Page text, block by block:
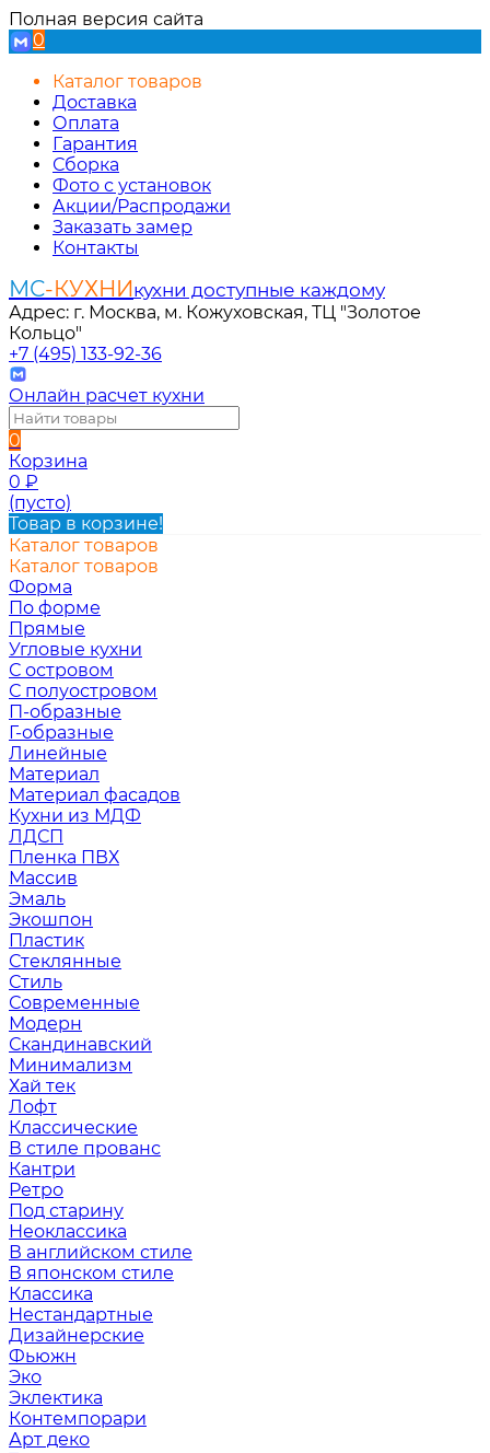
Полная версия сайта
0
Каталог товаров
Доставка
Оплата
Гарантия
Сборка
Фото с установок
Акции/Распродажи
Заказать замер
Контакты
МС-КУХНИкухни доступные каждому
Адрес: г. Москва, м. Кожуховская, ТЦ "Золотое
Кольцо"
+7 (495) 133-92-36
Онлайн расчет кухни
0
Корзина
0 ₽
(пусто)
Товар в корзине!
Каталог товаров
Каталог товаров
Форма
По форме
Прямые
Угловые кухни
С островом
С полуостровом
П-образные
Г-образные
Линейные
Материал
Материал фасадов
Кухни из МДФ
ЛДСП
Пленка ПВХ
Массив
Эмаль
Экошпон
Пластик
Стеклянные
Стиль
Современные
Модерн
Скандинавский
Минимализм
Хай тек
Лофт
Классические
В стиле прованс
Кантри
Ретро
Под старину
Неоклассика
В английском стиле
В японском стиле
Классика
Нестандартные
Дизайнерские
Фьюжн
Эко
Эклектика
Контемпорари
Арт деко